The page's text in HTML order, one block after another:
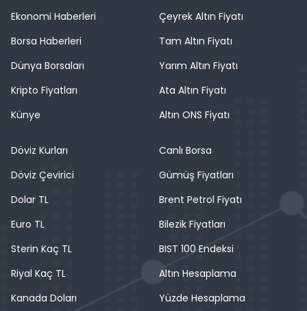
Ekonomi Haberleri
Borsa Haberleri
Dünya Borsaları
Kripto Fiyatları
Künye
Çeyrek Altın Fiyatı
Tam Altın Fiyatı
Yarım Altın Fiyatı
Ata Altın Fiyatı
Altın ONS Fiyatı
Döviz Kurları
Döviz Çevirici
Dolar TL
Euro TL
Sterin Kaç TL
Riyal Kaç TL
Kanada Doları
Canlı Borsa
Gümüş Fiyatları
Brent Petrol Fiyatı
Bilezik Fiyatları
BIST 100 Endeksi
Altın Hesaplama
Yüzde Hesaplama